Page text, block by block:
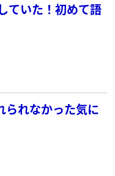
ていた！初めて語
られなかった気に